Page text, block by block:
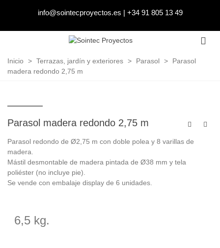
info@sointecproyectos.es | +34 91 805 13 49
Inicio > Terrazas, jardín y exteriores > Parasol >
Parasol
madera redondo 2,75 m
Parasol madera redondo 2,75 m
Parasol redondo de Ø2,75 m con doble polea y 8 varillas de
madera.
Mástil desmontable de madera pintada de Ø38 mm y tela
poliéster (no incluye pie).
Se vende con embalaje display de 6 unidades.
6,5 kg.